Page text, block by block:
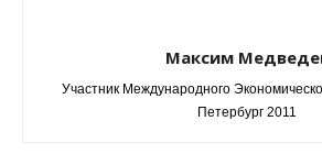
Максим
Участник Международного
Петербург 2011